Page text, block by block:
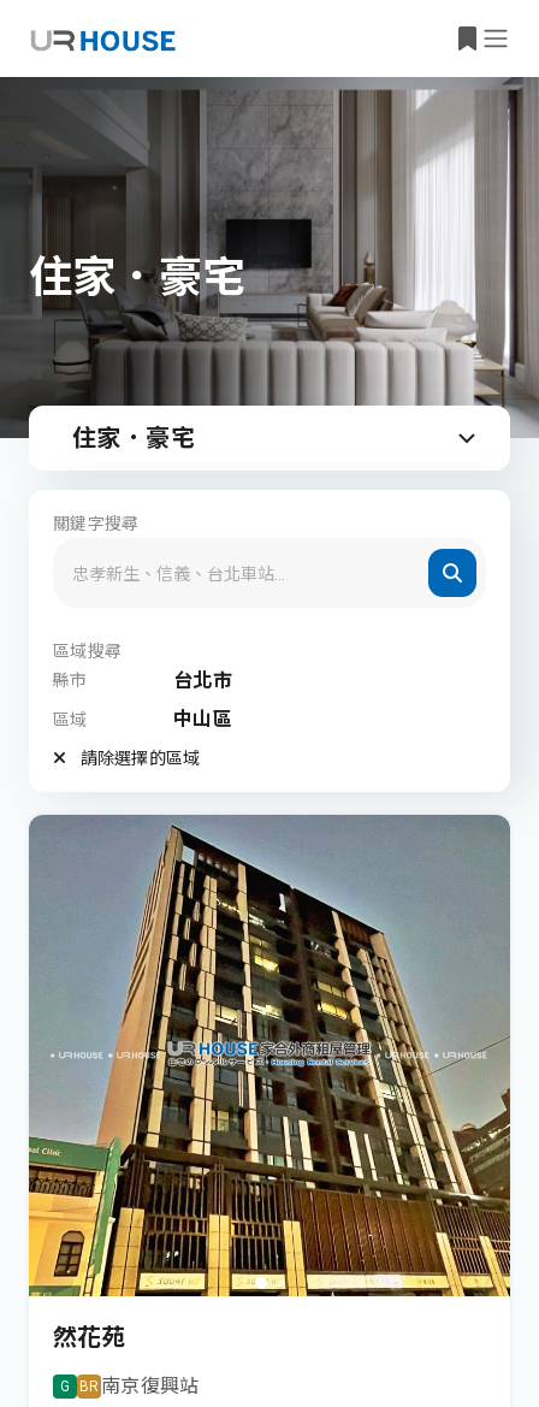
住家．豪宅
住家．豪宅
關鍵字搜尋
區域搜尋
縣市
台北市
區域 中山區
請除選擇的區域
然花苑
G BR 南京復興站